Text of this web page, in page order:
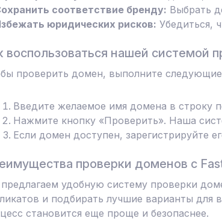
соответствие бренду: Выбрать
юридических рисков: Убедиться,
воспользоваться нашей системой
проверить домен, выполните
Введите желаемое имя домена в строку
Нажмите кнопку «Проверить». Наша
Если домен доступен, зарегистрируйте
проверки доменов с
удобную систему проверки
и подбирать лучшие варианты для
становится еще проще и безопаснее.